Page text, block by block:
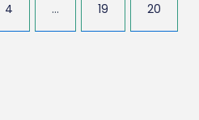
4 … 19 20